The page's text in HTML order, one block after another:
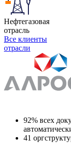
Нефтегазовая
отрасль
Все клиенты
отрасли
92% всех
41